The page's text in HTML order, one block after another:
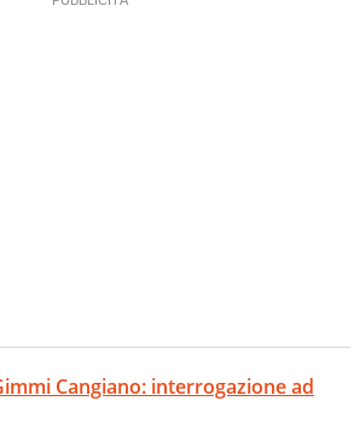
Cangiano: interrogazione ad